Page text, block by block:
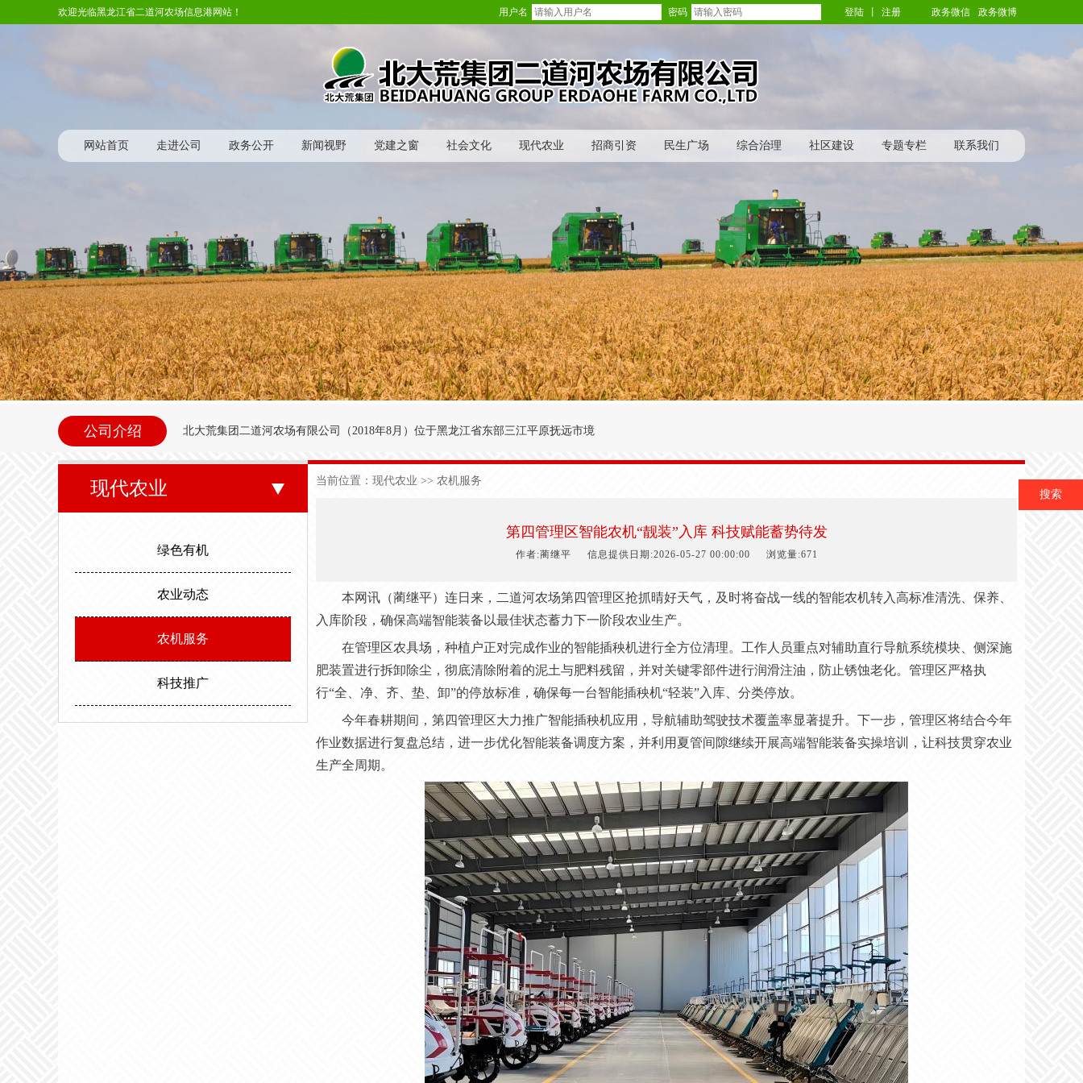
欢迎光临黑龙江省二道河农场信息港网站！ 用户名 密码 登陆 注册 政务微信 政务微博
网站首页 走进公司 政务公开 新闻视野 党建之窗 社会文化 现代农业 招商引资 民生广场 综合治理 社区建设 专题专栏 联系我们
公司介绍 北大荒集团二道河农场有限公司（ 2018年8月 ） 位于黑龙江省东部三江平原抚远市境
内别拉洪河下游西岸。地理坐标为北纬47°35′～47°50′，东经134°00′～134°25′之间。
东以别拉洪河、南以二道河与八五九农场为界；西与前锋农场接壤；北与前哨农场毗
邻。场内地势平坦，西北高东南低。属于中温湿润性季风气候，极端日最低气温-40.3
度，最高气温35.6度。年平均无霜期1 度，年降雨量590毫米。
现代农业
绿色有机
农业动态
农机服务
科技推广
当前位置： 现代农业 >> 农机服务
第四管理区智能农机“靓装”入库 科技赋能蓄势待发
作者:蔺继平 信息提供日期:2026-05-27 00:00:00 浏览量:671
本网讯（蔺继平）连日来，二道河农场第四管理区抢抓晴好天气，及时将奋战一线的智能农机转入高标准清洗、保养、
入库阶段，确保高端智能装备以最佳状态蓄力下一阶段农业生产。
在管理区农具场，种植户正对完成作业的智能插秧机进行全方位清理。工作人员重点对辅助直行导航系统模块、侧深施
肥装置进行拆卸除尘，彻底清除附着的泥土与肥料残留，并对关键零部件进行润滑注油，防止锈蚀老化。管理区严格执
行“全、净、齐、垫、卸”的停放标准，确保每一台智能插秧机“轻装”入库、分类停放。
今年春耕期间，第四管理区大力推广智能插秧机应用，导航辅助驾驶技术覆盖率显著提升。下一步，管理区将结合今年
作业数据进行复盘总结，进一步优化智能装备调度方案，并利用夏管间隙继续开展高端智能装备实操培训，让科技贯穿农业
生产全周期。
搜索